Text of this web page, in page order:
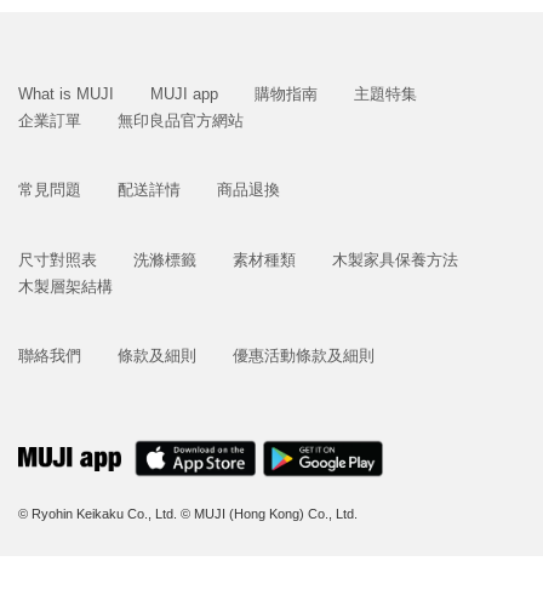
What is MUJI MUJI app 購物指南
主題特集
企業訂單
無印良品官方網站
常見問題 配送詳情 商品退換
尺寸對照表 洗滌標籤 素材種類
木製家具保養方法
木製層架結構
聯絡我們 條款及細則 優惠活動條款及細則
© Ryohin Keikaku Co., Ltd. © MUJI (Hong Kong) Co., Ltd.